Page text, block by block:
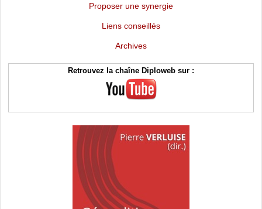
Proposer une synergie
Liens conseillés
Archives
Retrouvez la chaîne Diploweb sur :